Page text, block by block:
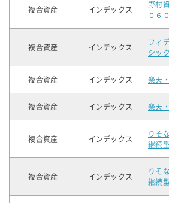
複合資産 インデックス
野村
０６
複合資産 インデックス
フィ
シッ
複合資産 インデックス 楽天
複合資産 インデックス 楽天
複合資産 インデックス
りそ
継続型
複合資産 インデックス
りそ
継続型